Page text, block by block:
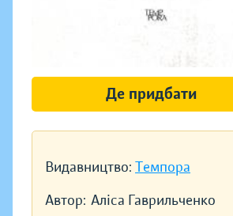
Видавництво: Темпора
Автор: Аліса Гаврильченко
Де придбати